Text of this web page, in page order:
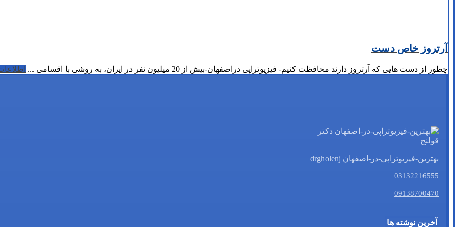
آرتروز خاص دست
چطور از دست هایی که آرتروز دارند محافظت کنیم- فیزیوتراپی دراصفهان-بیش از 20 میلیون نفر در ایران، به روشی با اقسامی ...
بهترین-فیزیوتراپی-در-اصفهان drgholenj
03132216555
09138700470
آخرین نوشته ها